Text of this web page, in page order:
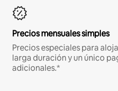
Precios mensuales simples
Precios especiales para
larga duración y un único
adicionales.*